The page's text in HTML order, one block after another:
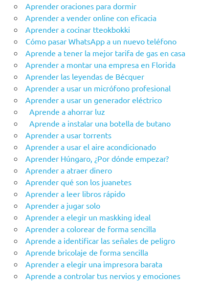
Aprender oraciones para dormir
Aprender a vender online con eficacia
Aprender a cocinar tteokbokki
Cómo pasar WhatsApp a un nuevo teléfono
Aprende a tener la mejor tarifa de gas en casa
Aprender a montar una empresa en Florida
Aprender las leyendas de Bécquer
Aprender a usar un micrófono profesional
Aprender a usar un generador eléctrico
Aprende a ahorrar luz
Aprende a instalar una botella de butano
Aprender a usar torrents
Aprender a usar el aire acondicionado
Aprender Húngaro, ¿Por dónde empezar?
Aprender a atraer dinero
Aprender qué son los juanetes
Aprender a leer libros rápido
Aprender a jugar solo
Aprender a elegir un maskking ideal
Aprender a colorear de forma sencilla
Aprende a identificar las señales de peligro
Aprende bricolaje de forma sencilla
Aprender a elegir una impresora barata
Aprende a controlar tus nervios y emociones